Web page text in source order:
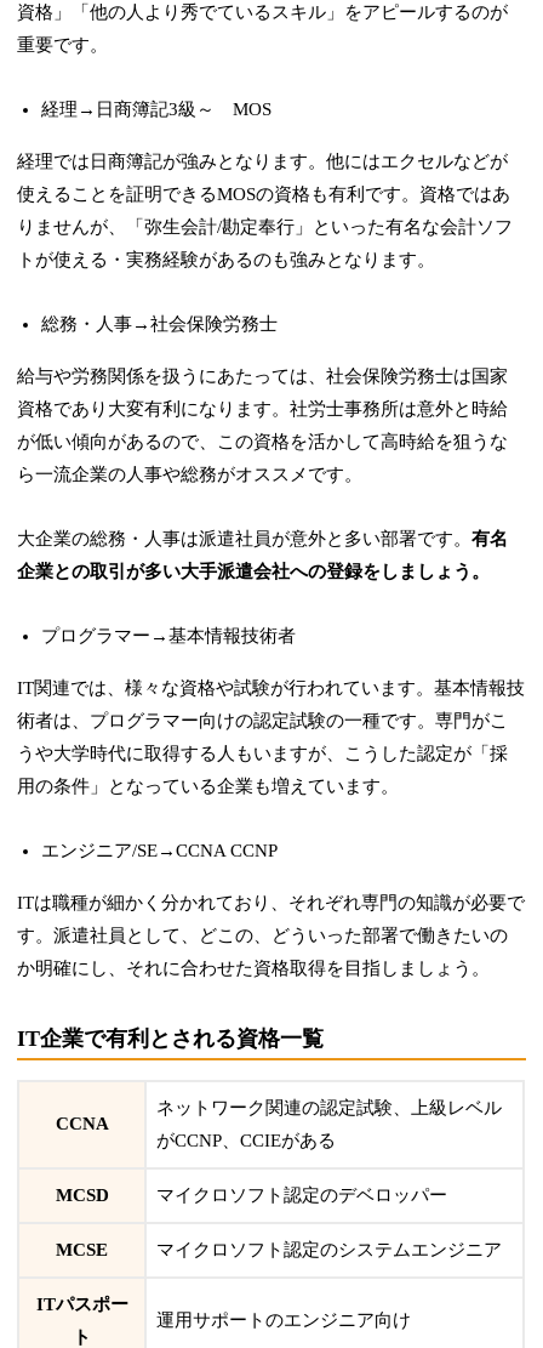
資格」「他の人より秀でているスキル」をアピールするのが
重要です。
経理→日商簿記3級～ MOS
経理では日商簿記が強みとなります。他にはエクセルなどが
使えることを証明できるMOSの資格も有利です。資格ではあ
りませんが、「弥生会計/勘定奉行」といった有名な会計ソフ
トが使える・実務経験があるのも強みとなります。
総務・人事→社会保険労務士
給与や労務関係を扱うにあたっては、社会保険労務士は国家
資格であり大変有利になります。社労士事務所は意外と時給
が低い傾向があるので、この資格を活かして高時給を狙うな
ら一流企業の人事や総務がオススメです。
大企業の総務・人事は派遣社員が意外と多い部署です。有名
企業との取引が多い大手派遣会社への登録をしましょう。
プログラマー→基本情報技術者
IT関連では、様々な資格や試験が行われています。基本情報技
術者は、プログラマー向けの認定試験の一種です。専門がこ
うや大学時代に取得する人もいますが、こうした認定が「採
用の条件」となっている企業も増えています。
エンジニア/SE→CCNA CCNP
ITは職種が細かく分かれており、それぞれ専門の知識が必要で
す。派遣社員として、どこの、どういった部署で働きたいの
か明確にし、それに合わせた資格取得を目指しましょう。
IT企業で有利とされる資格一覧
CCNA
ネットワーク関連の認定試験、上級レベル
がCCNP、CCIEがある
MCSD マイクロソフト認定のデベロッパー
MCSE マイクロソフト認定のシステムエンジニア
ITパスポー
ト
運用サポートのエンジニア向け